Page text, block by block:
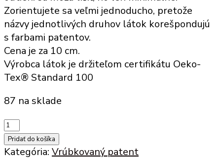
Zorientujete sa veľmi jednoducho, pretože
názvy jednotlivých druhov látok korešpondujú
s farbami patentov.
Cena je za 10 cm.
Výrobca látok je držiteľom certifikátu Oeko-
Tex® Standard 100
87 na sklade
množstvo
Vrúbkovaný
patent
Pridať do košíka
Kategória: Vrúbkovaný patent